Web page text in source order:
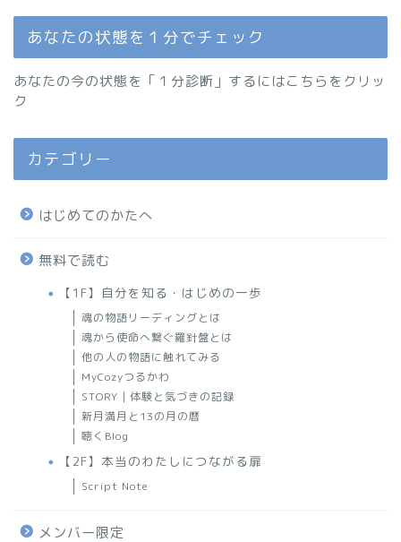
あなたの状態を１分でチェック
あなたの今の状態を「１分診断」するにはこちらをクリッ
ク
カテゴリー
はじめてのかたへ
無料で読む
【1F】自分を知る・はじめの一歩
魂の物語リーディングとは
魂から使命へ繋ぐ羅針盤とは
他の人の物語に触れてみる
MyCozyつるかわ
STORY｜体験と気づきの記録
新月満月と13の月の暦
聴くBlog
【2F】本当のわたしにつながる扉
Script Note
メンバー限定